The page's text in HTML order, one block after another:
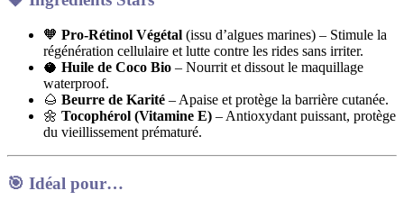
🧡 Pro-Rétinol Végétal (issu d’algues marines) – Stimule la
régénération cellulaire et lutte contre les rides sans irriter.
🥥 Huile de Coco Bio – Nourrit et dissout le maquillage
waterproof.
🌰 Beurre de Karité – Apaise et protège la barrière cutanée.
🌼 Tocophérol (Vitamine E) – Antioxydant puissant, protège
du vieillissement prématuré.
🎯 Idéal pour…